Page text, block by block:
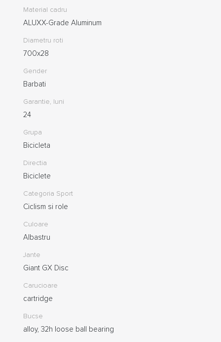
Material cadru
ALUXX-Grade Aluminum
Diametru roti
700x28
Gender
Barbati
Garantie, luni
24
Grupa
Bicicleta
Directia
Biciclete
Categoria Sport
Ciclism si role
Culoare
Albastru
Jante
Giant GX Disc
Carucioare
cartridge
Bucse
alloy, 32h loose ball bearing